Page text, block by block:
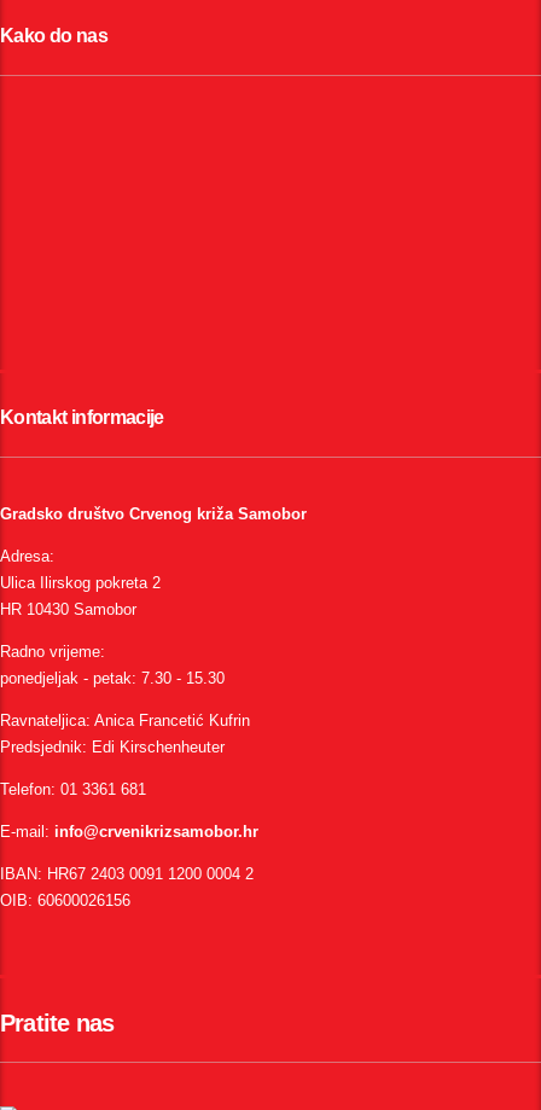
Kako do nas
Kontakt informacije
Gradsko društvo Crvenog križa Samobor
Adresa:
Ulica Ilirskog pokreta 2
HR 10430 Samobor
Radno vrijeme:
ponedjeljak - petak: 7.30 - 15.30
Ravnateljica: Anica Francetić Kufrin
Predsjednik: Edi Kirschenheuter
Telefon: 01 3361 681
E-mail: info@crvenikrizsamobor.hr
IBAN: HR67 2403 0091 1200 0004 2
OIB: 60600026156
Pratite nas